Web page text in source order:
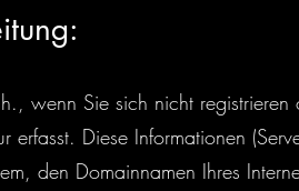
wenn Sie sich nicht
Diese Informationen
den Domainnamen Ihres